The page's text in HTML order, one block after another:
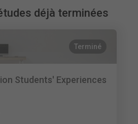
déjà terminées
Terminé
Students' Experiences